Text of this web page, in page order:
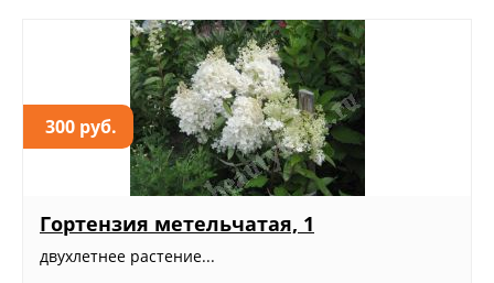
300 руб.
Гортензия метельчатая, 1
двухлетнее растение...